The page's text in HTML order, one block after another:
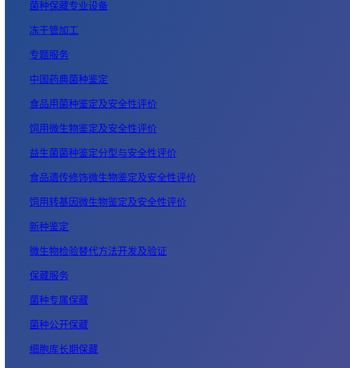
菌种保藏专业设备
冻干管加工
专题服务
中国药典菌种鉴定
食品用菌种鉴定及安全性评价
饲用微生物鉴定及安全性评价
益生菌菌种鉴定分型与安全性评价
食品遗传修饰微生物鉴定及安全性评价
饲用转基因微生物鉴定及安全性评价
新种鉴定
微生物检验替代方法开发及验证
保藏服务
菌种专属保藏
菌种公开保藏
细胞库长期保藏